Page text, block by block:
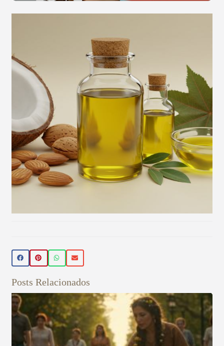
🌿 Realce sua beleza de forma natural!
Conheça nossos produtos de beleza
veganos 💚 Use o cupom PRIMEIRA15 e
ganhe 15% OFF na sua primeira compra!
Aproveite! ✨
Veja aqui
Posts Relacionados